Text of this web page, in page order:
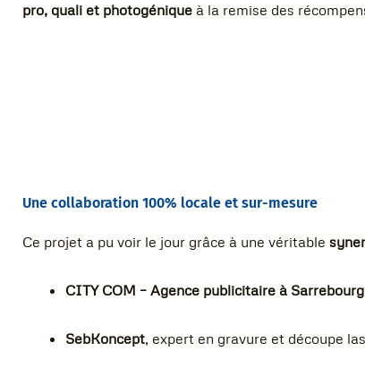
pro, quali et photogénique à la remise des
Une collaboration 100% locale et sur-mesure
Ce projet a pu voir le jour grâce à une véritable
CITY COM – Agence publicitaire à Sarrebourg
SebKoncept, expert en gravure et découpe